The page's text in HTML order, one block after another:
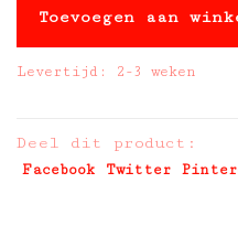
Toevoegen aan
Levertijd: 2-3 weken
Deel dit product:
Facebook Twitter